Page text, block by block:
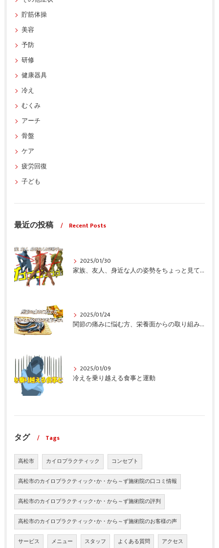
貯筋体操
美容
予防
研修
健康器具
冷え
むくみ
アーチ
骨盤
ケア
疲労回復
子ども
最近の投稿 Recent Posts
2025/01/30
家族、友人、身近な人の姿勢をちょっと見てみませんか？
2025/01/24
関節の痛みに悩む方、栄養面からの取り組みも重要ですよ！
2025/01/09
冷えを乗り越える食事と運動
タグ Tags
高松市 カイロプラクティック コンセプト
高松市のカイロプラクティック･か・から～ず施術院の口コミ情報
高松市のカイロプラクティック･か・から～ず施術院の評判
高松市のカイロプラクティック･か・から～ず施術院のお客様の声
サービス メニュー スタッフ よくある質問 アクセス